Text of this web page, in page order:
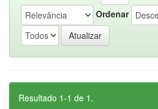
Ordenar
Resultado 1-1 de 1.